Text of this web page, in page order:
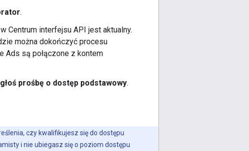
.
w Centrum interfejsu API jest aktualny.
można dokończyć procesu
Ads są połączone z kontem
prośbę o dostęp podstawowy.
czy kwalifikujesz się do dostępu
i nie ubiegasz się o poziom dostępu